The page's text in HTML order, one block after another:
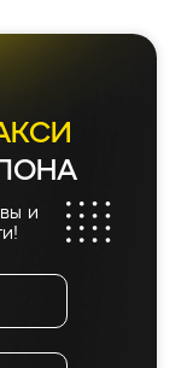
осталась
и ожидала.
и